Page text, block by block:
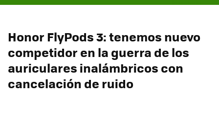
Honor FlyPods 3: tenemos nuevo
competidor en la guerra de los
auriculares inalámbricos con
cancelación de ruido